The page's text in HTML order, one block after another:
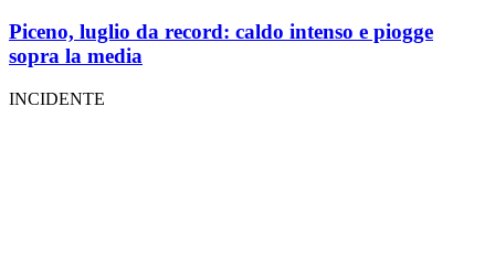
Piceno, luglio da record: caldo intenso e piogge
sopra la media
INCIDENTE